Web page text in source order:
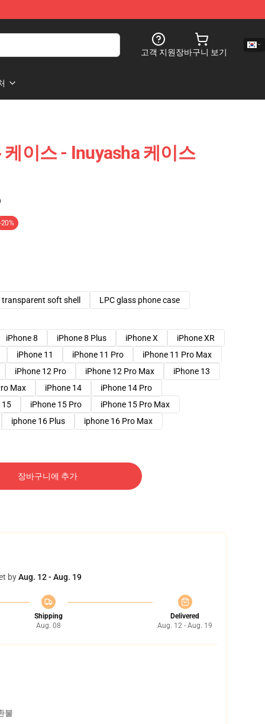
고객 지원장바구니 보기
이스 - Inuyasha 케이스
-20%
transparent soft shell
LPC glass phone case
iPhone 8 iPhone 8 Plus iPhone X
iPhone XR
iPhone 11 iPhone 11 Pro
iPhone 11 Pro Max
iPhone 12 Pro iPhone 12 Pro Max
iPhone 13
Max iPhone 14
iPhone 14 Pro
15 iPhone 15 Pro
iPhone 15 Pro Max
iphone 16 Plus iphone 16 Pro Max
장바구니에 추가
byAug. 12 - Aug. 19
Shipping
Aug. 08
Delivered
Aug. 12 - Aug. 19
불